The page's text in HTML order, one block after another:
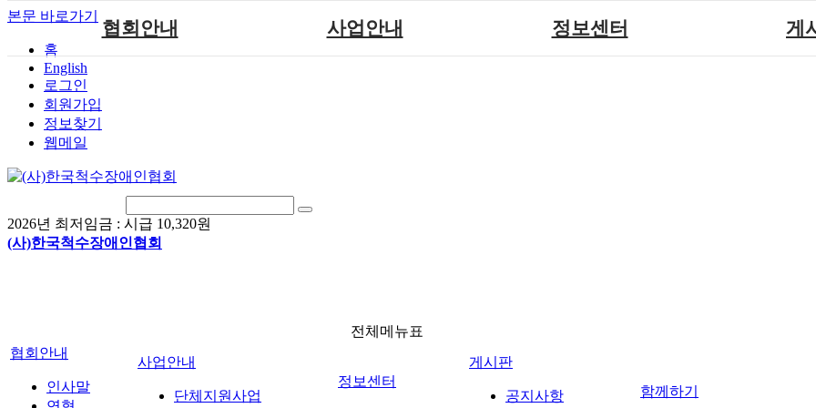
본문 바로가기
홈
English
로그인
회원가입
정보찾기
웹메일
2026년 최저임금 : 시급 10,320원
(사)한국척수장애인협회
협회안내
척수장애란?
찾아오시는길
사업안내
국제 교류/개발 협력사업
정보센터 게
전체메뉴표
협회안내
인사말
사업안내
단체지원사업
정보센터
게시판
공지사항
함께하기